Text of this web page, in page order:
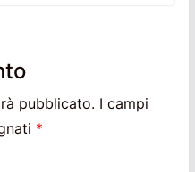
pubblicato. I campi
*